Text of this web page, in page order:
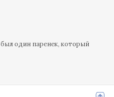
один паренек, который